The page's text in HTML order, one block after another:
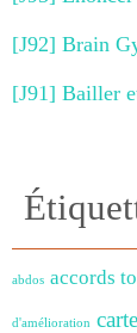
[J92] Brain
[J91] Bailler
abdos accords
d'amélioration